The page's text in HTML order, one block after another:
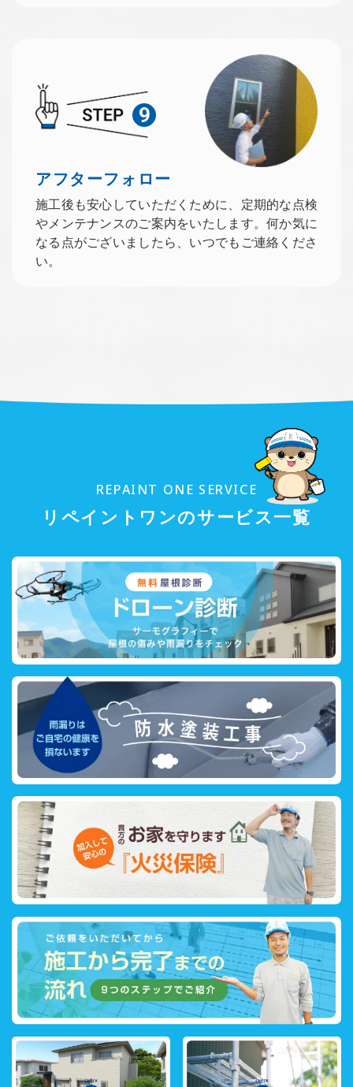
9
アフターフォロー
施工後も安心していただくために、定期的な点検
やメンテナンスのご案内をいたします。何か気に
なる点がございましたら、いつでもご連絡くださ
い。
REPAINT ONE SERVICE
リペイントワンのサービス一覧